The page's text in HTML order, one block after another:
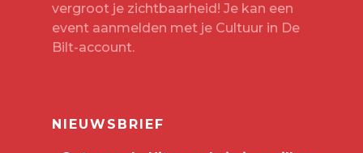
vergroot je zichtbaarheid! Je kan een
event aanmelden met je Cultuur in De
Bilt-account.
NIEUWSBRIEF